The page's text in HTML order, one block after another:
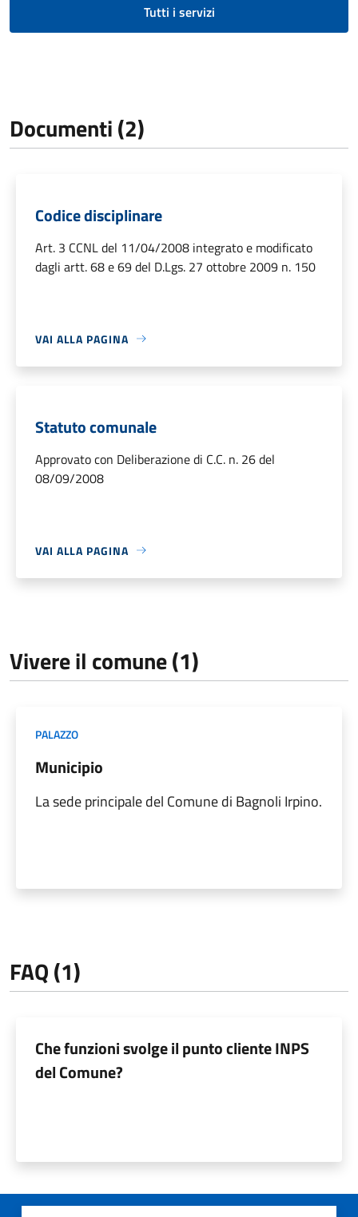
Tutti i servizi
Documenti (2)
Codice disciplinare
Art. 3 CCNL del 11/04/2008 integrato e modificato
dagli artt. 68 e 69 del D.Lgs. 27 ottobre 2009 n. 150
VAI ALLA PAGINA
Statuto comunale
Approvato con Deliberazione di C.C. n. 26 del
08/09/2008
VAI ALLA PAGINA
Vivere il comune (1)
PALAZZO
Municipio
La sede principale del Comune di Bagnoli Irpino.
FAQ (1)
Che funzioni svolge il punto cliente INPS
del Comune?